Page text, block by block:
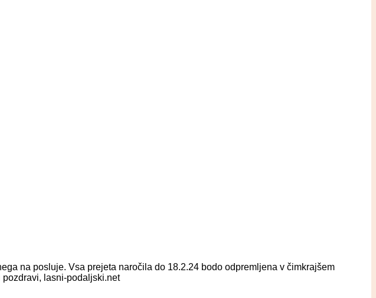
na posluje. Vsa prejeta naročila do 18.2.24 bodo odpremljena v čimkrajšem
lasni-podaljski.net